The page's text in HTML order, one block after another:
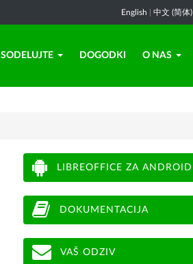
English 中文 (简体)
SODELUJTE DOGODKI O NAS
LIBREOFFICE ZA ANDROID
DOKUMENTACIJA
VAŠ ODZIV